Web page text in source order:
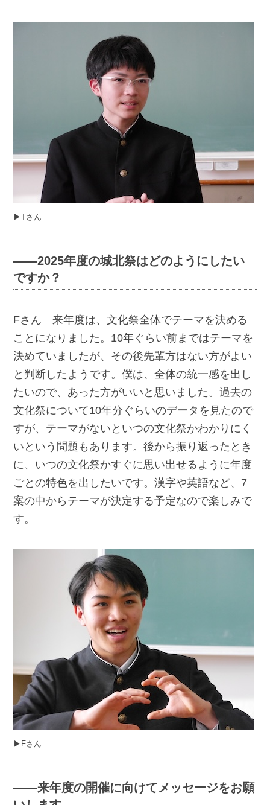
▶︎Tさん
――2025年度の城北祭はどのようにしたい
ですか？
Fさん 来年度は、文化祭全体でテーマを決める
ことになりました。10年ぐらい前まではテーマを
決めていましたが、その後先輩方はない方がよい
と判断したようです。僕は、全体の統一感を出し
たいので、あった方がいいと思いました。過去の
文化祭について10年分ぐらいのデータを見たので
すが、テーマがないといつの文化祭かわかりにく
いという問題もあります。後から振り返ったとき
に、いつの文化祭かすぐに思い出せるように年度
ごとの特色を出したいです。漢字や英語など、7
案の中からテーマが決定する予定なので楽しみで
す。
▶︎Fさん
――来年度の開催に向けてメッセージをお願